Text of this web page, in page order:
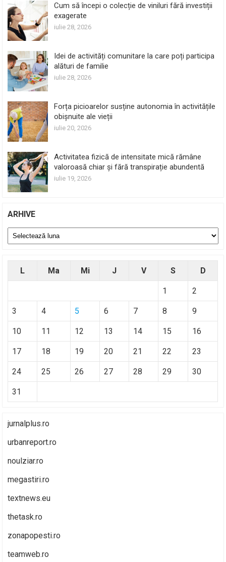
Cum să începi o colecție de viniluri fără investiții
exagerate
iulie 28, 2026
Idei de activități comunitare la care poți participa
alături de familie
iulie 28, 2026
Forța picioarelor susține autonomia în activitățile
obișnuite ale vieții
iulie 20, 2026
Activitatea fizică de intensitate mică rămâne
valoroasă chiar și fără transpirație abundentă
iulie 19, 2026
ARHIVE
Arhive
L Ma Mi J V S D
1 2
3 4 5 6 7 8 9
10 11 12 13 14 15 16
17 18 19 20 21 22 23
24 25 26 27 28 29 30
31
jurnalplus.ro
urbanreport.ro
noulziar.ro
megastiri.ro
textnews.eu
thetask.ro
zonapopesti.ro
teamweb.ro